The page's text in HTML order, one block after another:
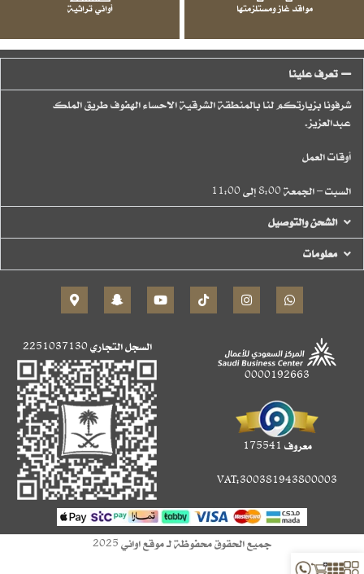
مواقد غاز ومستلزمتها أواني تراثية
تعرف علينا
شرفونا بزيارتكم لنا بالمنطقة الشرقية الاحساء الهفوف طريق الملك
عبدالعزيز.
أوقات العمل
السبت – الجمعة 8:00 إلى 11:00
الشحن والتوصيل
معلومات
0000192663
معروف 175541
VAT:300381943800003
السجل التجاري2251037130
جميع الحقوق محفوظة لـ موقع اواني 2025